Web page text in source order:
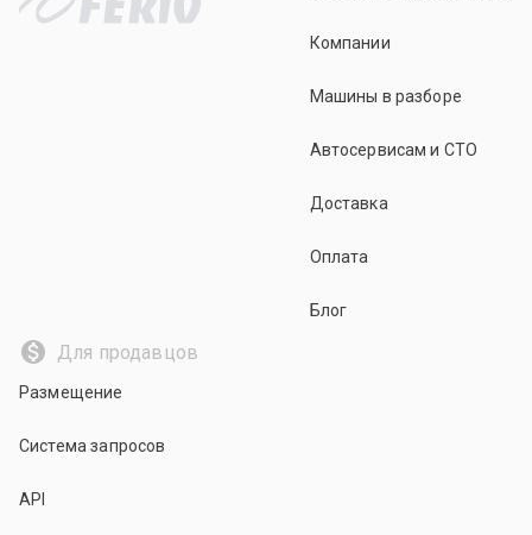
Компании
Машины в разборе
Автосервисам и СТО
Доставка
Оплата
Блог
Для продавцов
Размещение
Система запросов
API